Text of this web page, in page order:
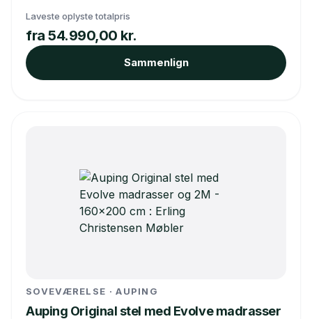
Laveste oplyste totalpris
fra 54.990,00 kr.
Sammenlign
SOVEVÆRELSE · AUPING
Auping Original stel med Evolve madrasser